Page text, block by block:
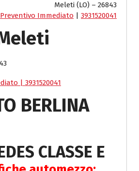
Meleti (LO) – 26843
Preventivo Immediato | 3931520041
| 3931520041
BERLINA
CLASSE E